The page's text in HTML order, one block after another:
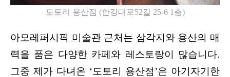
도토리 용산점 (한강대로 52길 25-6 1 층)
아모레퍼시픽 미술관 근처는 삼각지와 용산의 매
력을 품은 다양한 카페와 레스토랑이 많습니다.
그중 제가 다녀온 ‘도토리 용산점’은 아기자기한